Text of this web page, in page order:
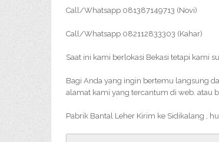
Call/Whatsapp 081387149713 (Novi)
Call/Whatsapp 082112833303 (Kahar)
Saat ini kami berlokasi Bekasi tetapi kami
Bagi Anda yang ingin bertemu langsung
alamat kami yang tercantum di web. atau
Pabrik Bantal Leher Kirim ke Sidikalang ,